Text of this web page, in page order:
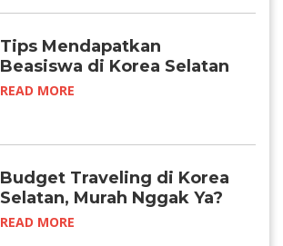
Tips Mendapatkan
Beasiswa di Korea Selatan
Tahun 2024
READ MORE
Budget Traveling di Korea
Selatan, Murah Nggak Ya?
READ MORE